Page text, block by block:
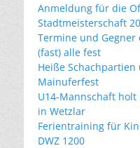
Anmeldung für die
Stadtmeisterschaft
Termine und Gegner
(fast) alle fest
Heiße
Mainuferfest
U14-Mannschaft holt
in Wetzlar
Ferientraining für
DWZ 1200